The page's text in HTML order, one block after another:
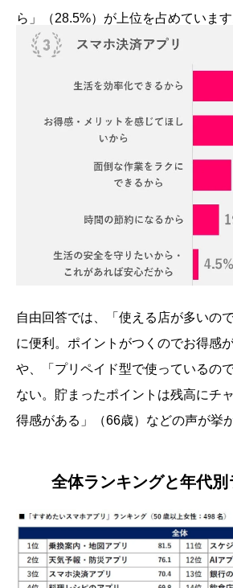
ら」（28.5%）が上位を占めています
自由回答では、「使える店が多いの
に便利。ポイントがつくのでお得感
や、「プリペイド型で使っているの
ない。貯まったポイントは残高にチ
得感がある」（66歳）などの声が挙
全体ランキングと年代別